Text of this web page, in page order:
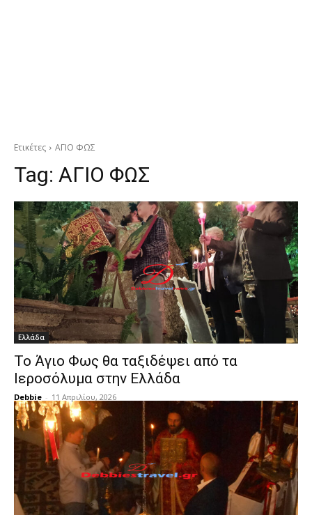
Ετικέτες ΑΓΙΟ ΦΩΣ
Tag: ΑΓΙΟ ΦΩΣ
Ελλάδα
Το Άγιο Φως θα ταξιδέψει από τα
Ιεροσόλυμα στην Ελλάδα
Debbie - 11 Απριλίου, 2026